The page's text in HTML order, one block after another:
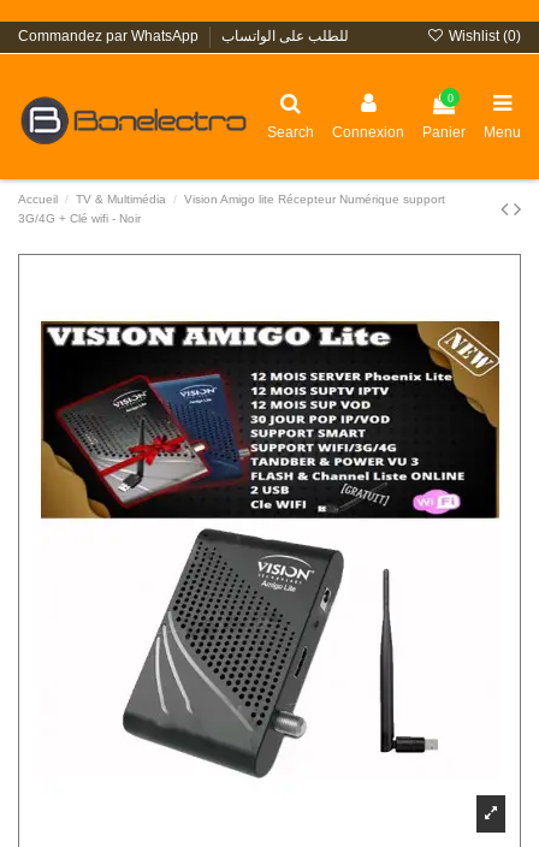
Commandez par WhatsApp للطلب على الواتساب Wishlist (0)
Search Connexion
0
Panier Menu
Accueil TV & Multimédia
Vision Amigo lite Récepteur Numérique support
3G/4G + Clé wifi - Noir